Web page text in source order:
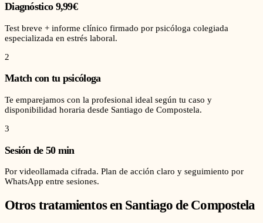
Diagnóstico 9,99€
Test breve + informe clínico firmado por psicóloga colegiada
especializada en estrés laboral.
2
Match con tu psicóloga
Te emparejamos con la profesional ideal según tu caso y
disponibilidad horaria desde Santiago de Compostela.
3
Sesión de 50 min
Por videollamada cifrada. Plan de acción claro y seguimiento por
WhatsApp entre sesiones.
Otros tratamientos en Santiago de Compostela